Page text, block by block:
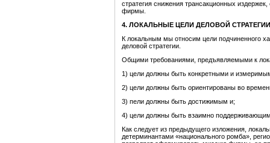
стратегия снижения трансакционных
фирмы.
4. ЛОКАЛЬНЫЕ ЦЕЛИ ДЕЛОВОЙ СТРАТЕГИИ
К локальным мы относим цели подчиненного
деловой стратегии.
Общими требованиями, предъявляемыми к
1) цели должны быть конкретными и
2) цели должны быть ориентированы во
3) пели должны быть достижимым и;
4) цели должны быть взаимно
Как следует из предыдущего изложения,
детерминантами «национального ромба»,